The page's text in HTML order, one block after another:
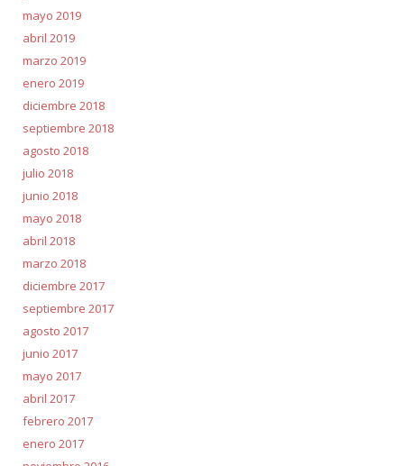
mayo 2019
abril 2019
marzo 2019
enero 2019
diciembre 2018
septiembre 2018
agosto 2018
julio 2018
junio 2018
mayo 2018
abril 2018
marzo 2018
diciembre 2017
septiembre 2017
agosto 2017
junio 2017
mayo 2017
abril 2017
febrero 2017
enero 2017